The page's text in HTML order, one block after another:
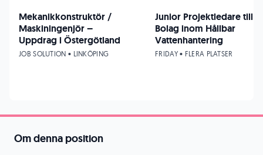
Om denna position
Mekanikkonstruktör /
Maskiningenjör –
Uppdrag i Östergötland
JOB SOLUTION • LINKÖPING
Junior Projektledare till
Bolag inom Hållbar
Vattenhantering
FRIDAY • FLERA PLATSER